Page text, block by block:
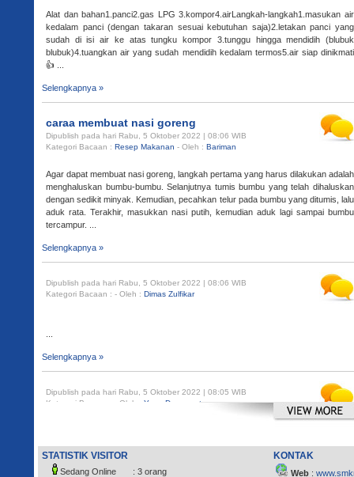
sudah di isi air ke atas tungku kompor 3.tunggu hingga mendidih (blubuk
blubuk)4.tuangkan air yang sudah mendidih kedalam termos5.air siap dinikmati
👍 ...
Selengkapnya »
Kategori Bacaan :Resep Makanan- Oleh :
Agar dapat membuat nasi goreng, langkah pertama yang harus dilakukan adalah
dengan sedikit minyak. Kemudian, pecahkan telur pada bumbu yang ditumis, lalu
aduk rata. Terakhir, masukkan nasi putih, kemudian aduk lagi sampai bumbu
tercampur. ...
Selengkapnya »
STATISTIK VISITOR
Sedang Online : 3 orang
KONTAK
Web: